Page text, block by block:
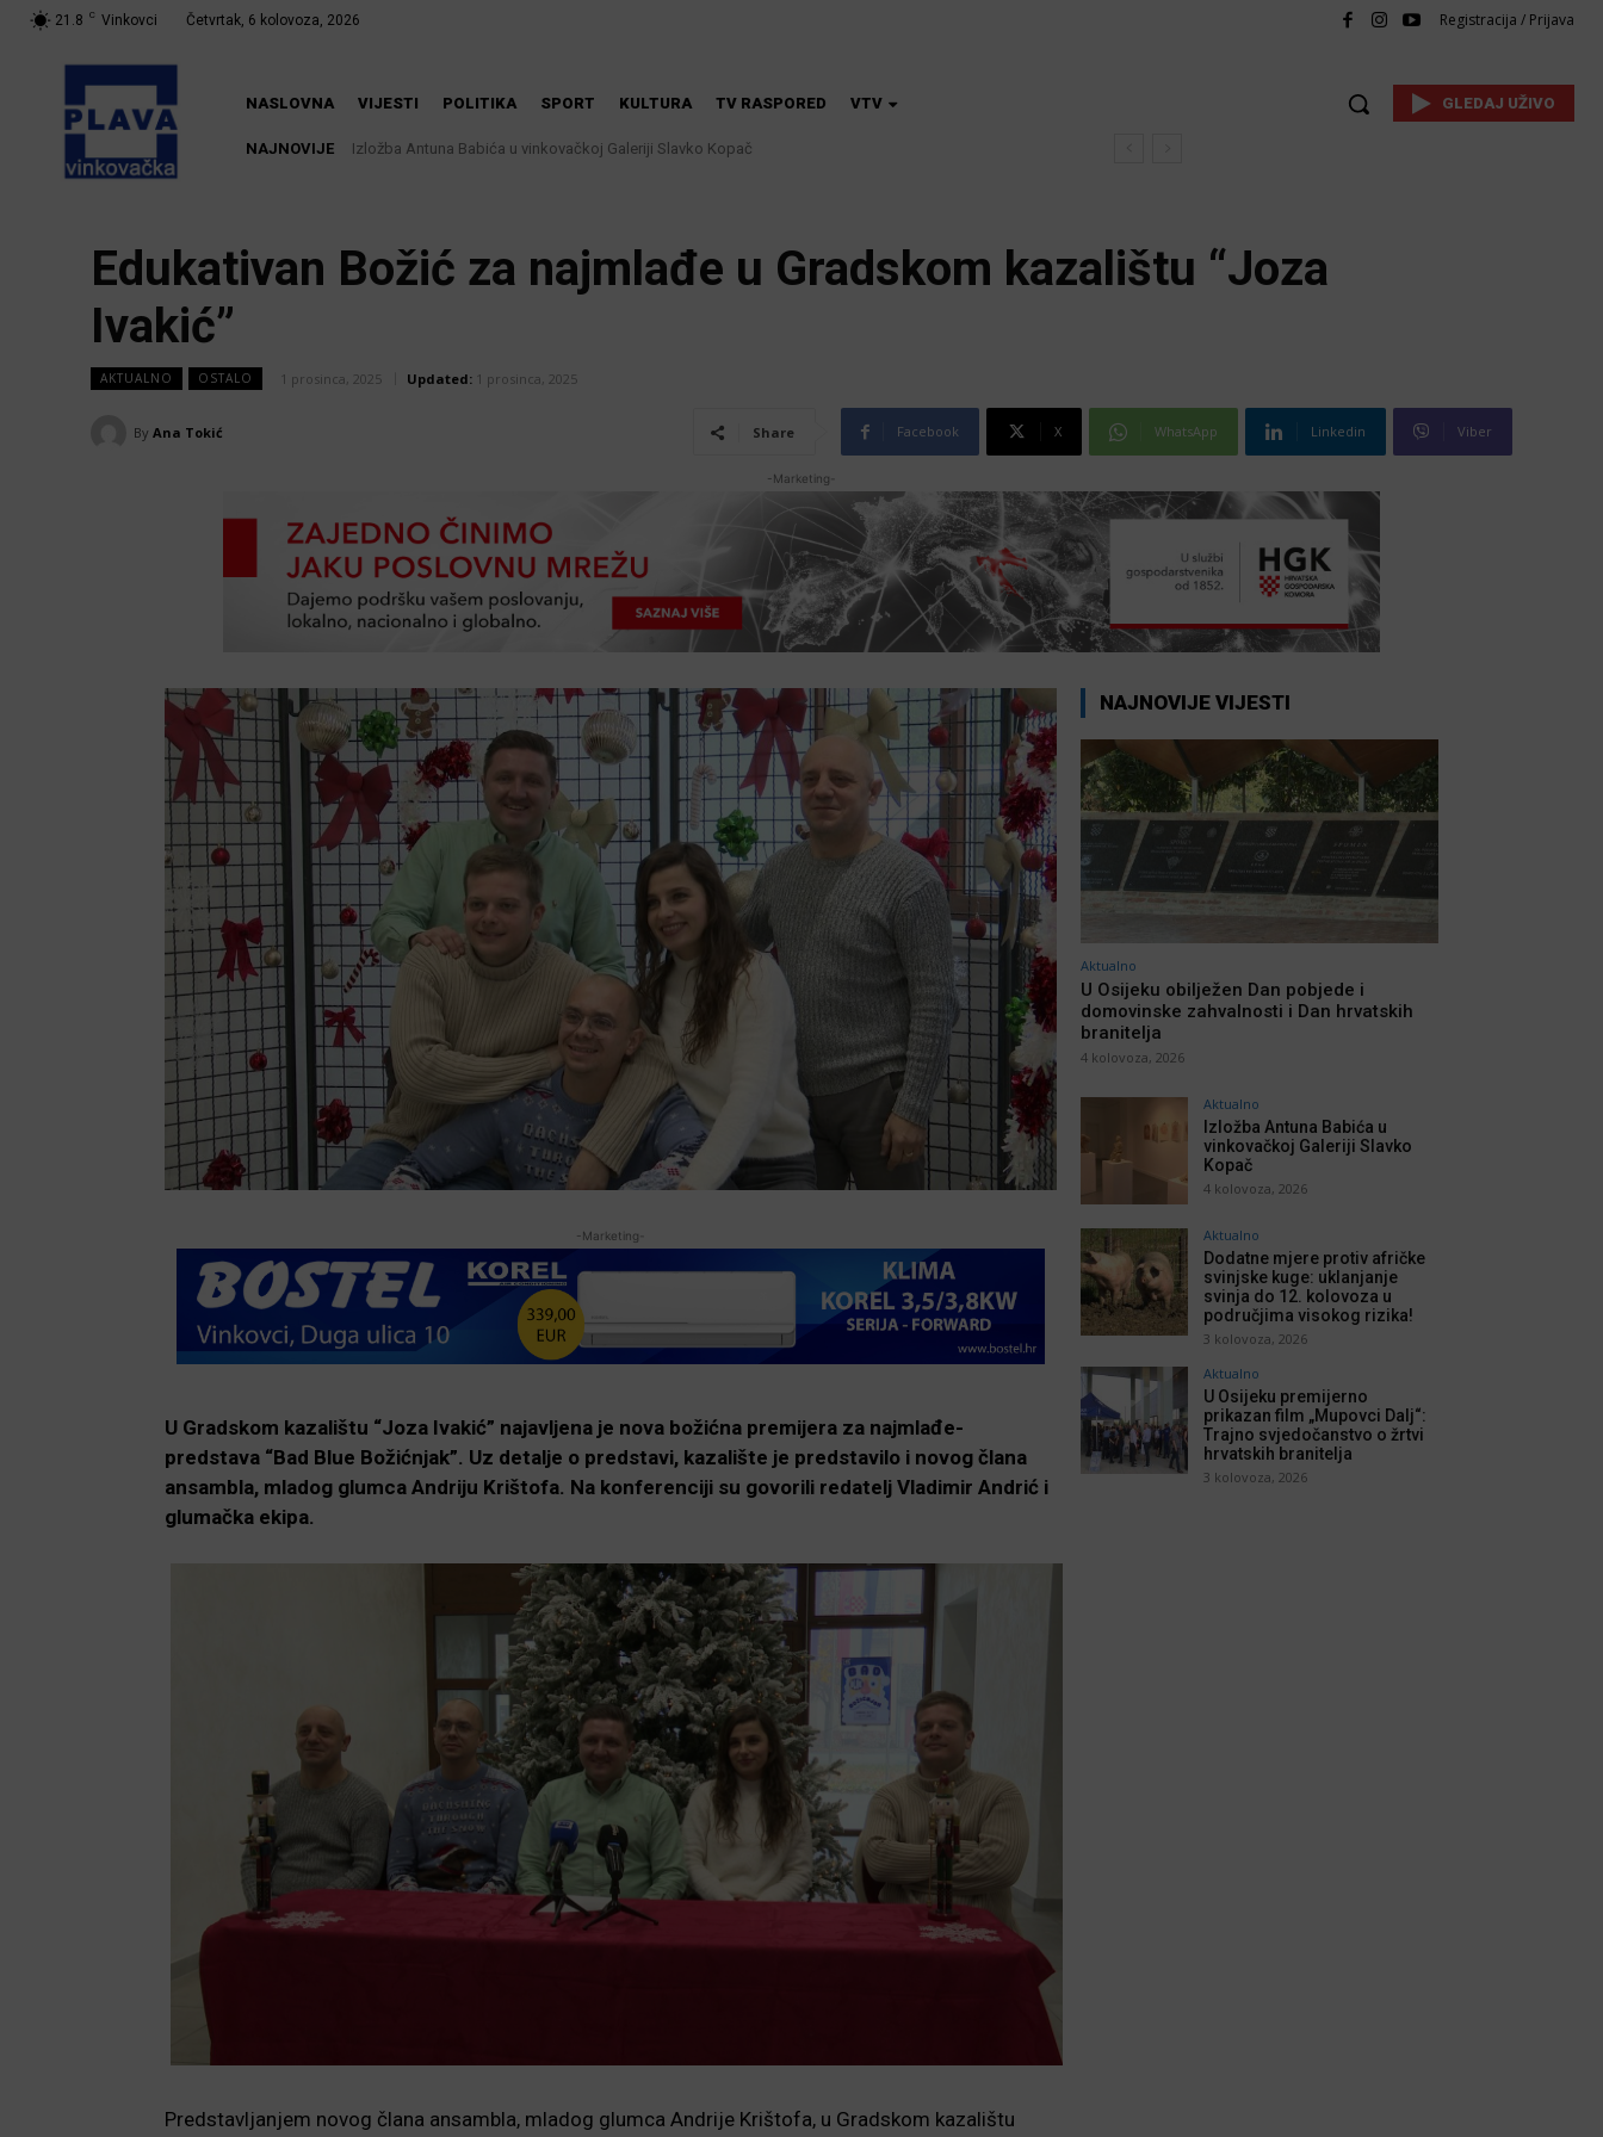
Registracija / Prijava
21.8 C Vinkovci Četvrtak, 6 kolovoza, 2026
NASLOVNA VIJESTI POLITIKA SPORT KULTURA TV RASPORED VTV
NAJNOVIJEIzložba Antuna Babića u vinkovačkoj Galeriji Slavko Kopač
Dodatne mjere protiv afričke svinjske kuge: uklanjanje svinja do 12. kolovoza u područjima visokog
GLEDAJ UŽIVO
Edukativan Božić za najmlađe u Gradskom kazalištu “Joza
Ivakić”
AKTUALNO OSTALO 1 prosinca, 2025 Updated: 1 prosinca, 2025
By Ana Tokić Share Facebook X WhatsApp Linkedin Viber
-Marketing-
-Marketing-
U Gradskom kazalištu “Joza Ivakić” najavljena je nova božićna premijera za najmlađe-
predstava “Bad Blue Božićnjak”. Uz detalje o predstavi, kazalište je predstavilo i novog člana
ansambla, mladog glumca Andriju Krištofa. Na konferenciji su govorili redatelj Vladimir Andrić i
glumačka ekipa.
Predstavljanjem novog člana ansambla, mladog glumca Andrije Krištofa, u Gradskom kazalištu
NAJNOVIJE VIJESTI
Aktualno
U Osijeku obilježen Dan pobjede i
domovinske zahvalnosti i Dan hrvatskih
branitelja
4 kolovoza, 2026
Aktualno
Izložba Antuna Babića u
vinkovačkoj Galeriji Slavko
Kopač
4 kolovoza, 2026
Aktualno
Dodatne mjere protiv afričke
svinjske kuge: uklanjanje
svinja do 12. kolovoza u
područjima visokog rizika!
3 kolovoza, 2026
Aktualno
U Osijeku premijerno
prikazan film „Mupovci Dalj“:
Trajno svjedočanstvo o žrtvi
hrvatskih branitelja
3 kolovoza, 2026